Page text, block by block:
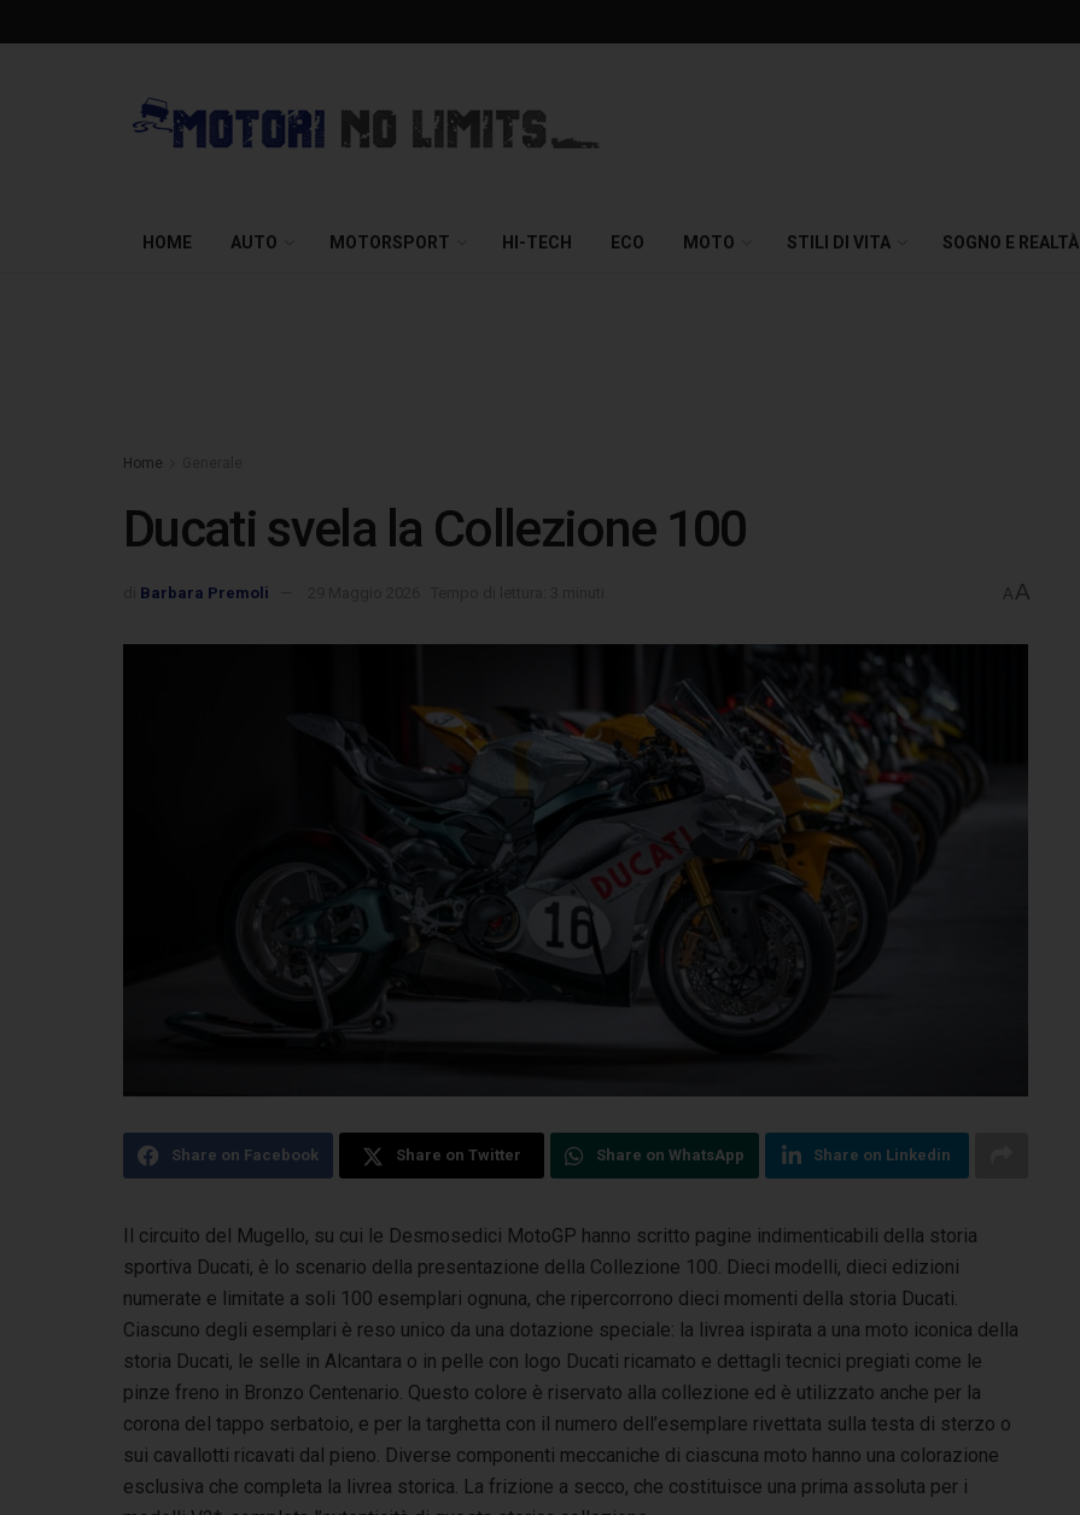
HOME AUTO MOTORSPORT HI-TECH ECO MOTO STILI DI VITA SOGNO E REALTÀ
Home
Ducati svela la Collezione 100
Barbara Premoli A A
Share on Facebook Share on Twitter Share on WhatsApp Share on Linkedin
Il circuito del Mugello, su cui le Desmosedici MotoGP hanno scritto pagine indimenticabili della storia
sportiva Ducati, è lo scenario della presentazione della Collezione 100. Dieci modelli, dieci edizioni
numerate e limitate a soli 100 esemplari ognuna, che ripercorrono dieci momenti della storia Ducati.
Ciascuno degli esemplari è reso unico da una dotazione speciale: la livrea ispirata a una moto iconica della
storia Ducati, le selle in Alcantara o in pelle con logo Ducati ricamato e dettagli tecnici pregiati come le
pinze freno in Bronzo Centenario. Questo colore è riservato alla collezione ed è utilizzato anche per la
corona del tappo serbatoio, e per la targhetta con il numero dell’esemplare rivettata sulla testa di sterzo o
sui cavallotti ricavati dal pieno. Diverse componenti meccaniche di ciascuna moto hanno una colorazione
esclusiva che completa la livrea storica. La frizione a secco, che costituisce una prima assoluta per i